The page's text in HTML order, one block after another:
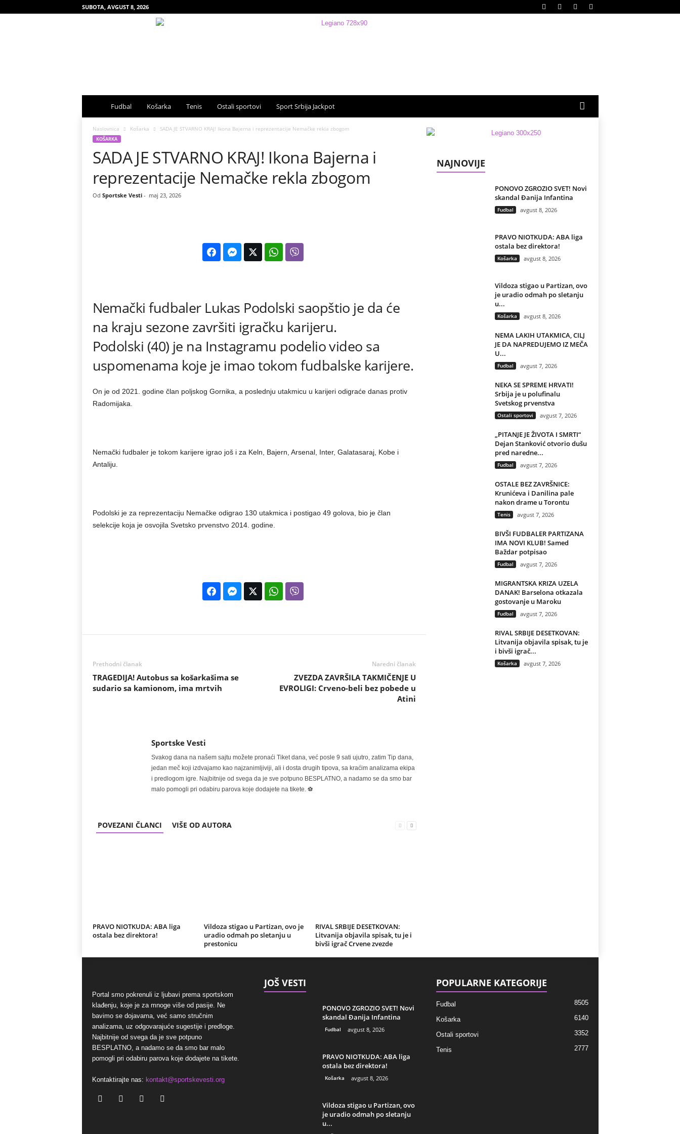
SUBOTA, AVGUST 8, 2026
p
o
t
e
s
t
i
Fudbal Košarka Tenis Ostali sportovi Sport Srbija Jackpot
Naslovnica Košarka SADA JE STVARNO KRAJ! Ikona Bajerna i reprezentacije Nemačke rekla zbogom
KOŠARKA
SADA JE STVARNO KRAJ! Ikona Bajerna i
reprezentacije Nemačke rekla zbogom
Od Sportske Vesti- maj 23, 2026
Nemački fudbaler Lukas Podolski saopštio je da će
na kraju sezone završiti igračku karijeru.
Podolski (40) je na Instagramu podelio video sa
uspomenama koje je imao tokom fudbalske karijere.
On je od 2021. godine član poljskog Gornika, a poslednju utakmicu u karijeri odigraće danas protiv
Radomijaka.
Nemački fudbaler je tokom karijere igrao još i za Keln, Bajern, Arsenal, Inter, Galatasaraj, Kobe i
Antaliju.
Podolski je za reprezentaciju Nemačke odigrao 130 utakmica i postigao 49 golova, bio je član
selekcije koja je osvojila Svetsko prvenstvo 2014. godine.
Prethodni članak
TRAGEDIJA! Autobus sa košarkašima se
sudario sa kamionom, ima mrtvih
Naredni članak
ZVEZDA ZAVRŠILA TAKMIČENJE U
EVROLIGI: Crveno-beli bez pobede u
Atini
Sportske Vesti
Svakog dana na našem sajtu možete pronaći Tiket dana, već posle 9 sati ujutro, zatim Tip dana,
jedan meč koji izdvajamo kao najzanimljiviji, ali i dosta drugih tipova, sa kraćim analizama ekipa
i predlogom igre. Najbitnije od svega da je sve potpuno BESPLATNO, a nadamo se da smo bar
malo pomogli pri odabiru parova koje dodajete na tikete. ⚽
POVEZANI ČLANCI VIŠE OD AUTORA
PRAVO NIOTKUDA: ABA liga
ostala bez direktora!
Vildoza stigao u Partizan, ovo je
uradio odmah po sletanju u
prestonicu
RIVAL SRBIJE DESETKOVAN:
Litvanija objavila spisak, tu je i
bivši igrač Crvene zvezde
NAJNOVIJE
PONOVO ZGROZIO SVET! Novi
skandal Đanija Infantina
Fudbal avgust 8, 2026
PRAVO NIOTKUDA: ABA liga
ostala bez direktora!
Košarka avgust 8, 2026
Vildoza stigao u Partizan, ovo
je uradio odmah po sletanju
u...
Košarka avgust 8, 2026
NEMA LAKIH UTAKMICA, CILJ
JE DA NAPREDUJEMO IZ MEČA
U...
Fudbal avgust 7, 2026
NEKA SE SPREME HRVATI!
Srbija je u polufinalu
Svetskog prvenstva
Ostali sportovi avgust 7, 2026
„PITANJE JE ŽIVOTA I SMRTI“
Dejan Stanković otvorio dušu
pred naredne...
Fudbal avgust 7, 2026
OSTALE BEZ ZAVRŠNICE:
Krunićeva i Danilina pale
nakon drame u Torontu
Tenis avgust 7, 2026
BIVŠI FUDBALER PARTIZANA
IMA NOVI KLUB! Samed
Baždar potpisao
Fudbal avgust 7, 2026
MIGRANTSKA KRIZA UZELA
DANAK! Barselona otkazala
gostovanje u Maroku
Fudbal avgust 7, 2026
RIVAL SRBIJE DESETKOVAN:
Litvanija objavila spisak, tu je
i bivši igrač...
Košarka avgust 7, 2026
Portal smo pokrenuli iz ljubavi prema sportskom
klađenju, koje je za mnoge više od pasije. Ne
bavimo se dojavama, već samo stručnim
analizama, uz odgovarajuće sugestije i predloge.
Najbitnije od svega da je sve potpuno
BESPLATNO, a nadamo se da smo bar malo
pomogli pri odabiru parova koje dodajete na tikete.
Kontaktirajte nas: kontakt@sportskevesti.org
JOŠ VESTI
PONOVO ZGROZIO SVET! Novi
skandal Đanija Infantina
Fudbal avgust 8, 2026
PRAVO NIOTKUDA: ABA liga
ostala bez direktora!
Košarka avgust 8, 2026
Vildoza stigao u Partizan, ovo
je uradio odmah po sletanju
u...
POPULARNE KATEGORIJE
Fudbal 8505
Košarka 6140
Ostali sportovi 3352
Tenis 2777